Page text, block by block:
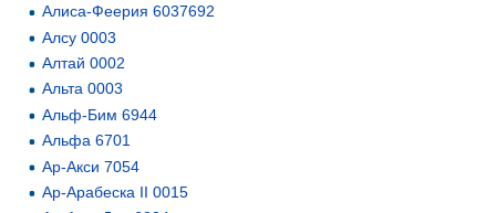
Алиса-Феерия 6037692
Алсу 0003
Алтай 0002
Альта 0003
Альф-Бим 6944
Альфа 6701
Ар-Акси 7054
Ар-Арабеска II 0015